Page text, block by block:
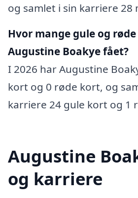
og samlet i sin karriere 28
Hvor mange gule og
Augustine Boakye fået?
I 2026 har Augustine
kort og 0 røde kort, og
karriere 24 gule kort og 1
Augustine
og karriere